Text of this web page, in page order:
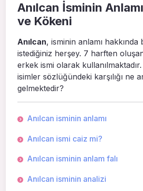
Anılcan İsminin
ve Kökeni
Anılcan, isminin anlamı hakkında
istediğiniz herşey. 7 harften
erkek ismi olarak
isimler sözlüğündeki karşılığı ne
gelmektedir?
Anılcan isminin anlamı
Anılcan ismi caiz mi?
Anılcan isminin anlam falı
Anılcan isminin analizi